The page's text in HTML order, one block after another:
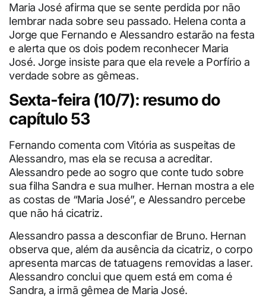
Maria José afirma que se sente perdida por não
lembrar nada sobre seu passado. Helena conta a
Jorge que Fernando e Alessandro estarão na festa
e alerta que os dois podem reconhecer Maria
José. Jorge insiste para que ela revele a Porfírio a
verdade sobre as gêmeas.
Sexta-feira (10/7): resumo do
capítulo 53
Fernando comenta com Vitória as suspeitas de
Alessandro, mas ela se recusa a acreditar.
Alessandro pede ao sogro que conte tudo sobre
sua filha Sandra e sua mulher. Hernan mostra a ele
as costas de “Maria José”, e Alessandro percebe
que não há cicatriz.
Alessandro passa a desconfiar de Bruno. Hernan
observa que, além da ausência da cicatriz, o corpo
apresenta marcas de tatuagens removidas a laser.
Alessandro conclui que quem está em coma é
Sandra, a irmã gêmea de Maria José.